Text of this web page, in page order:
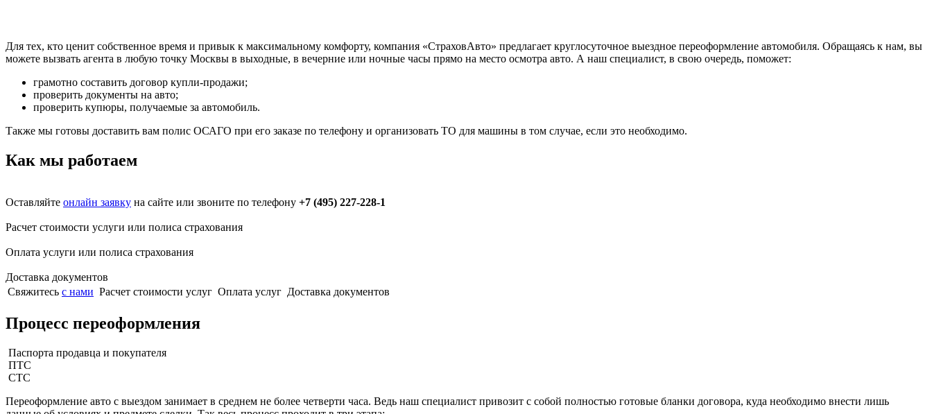
Для тех, кто ценит собственное время и привык к максимальному комфорту, компания «СтраховАвто» предлагает круглосуточное выездное переоформление автомобиля. Обращаясь к нам, вы
можете вызвать агента в любую точку Москвы в выходные, в вечерние или ночные часы прямо на место осмотра авто. А наш специалист, в свою очередь, поможет:
грамотно составить договор купли-продажи;
проверить документы на авто;
проверить купюры, получаемые за автомобиль.
Также мы готовы доставить вам полис ОСАГО при его заказе по телефону и организовать ТО для машины в том случае, если это необходимо.
Как мы работаем
Оставляйте онлайн заявку на сайте или звоните по телефону +7 (495) 227-228-1
Расчет стоимости услуги или полиса страхования
Оплата услуги или полиса страхования
Доставка документов
Свяжитесь с нами Расчет стоимости услуг Оплата услуг Доставка документов
Процесс переоформления
Паспорта продавца и покупателя
ПТС
СТС
Переоформление авто с выездом занимает в среднем не более четверти часа. Ведь наш специалист привозит с собой полностью готовые бланки договора, куда необходимо внести лишь